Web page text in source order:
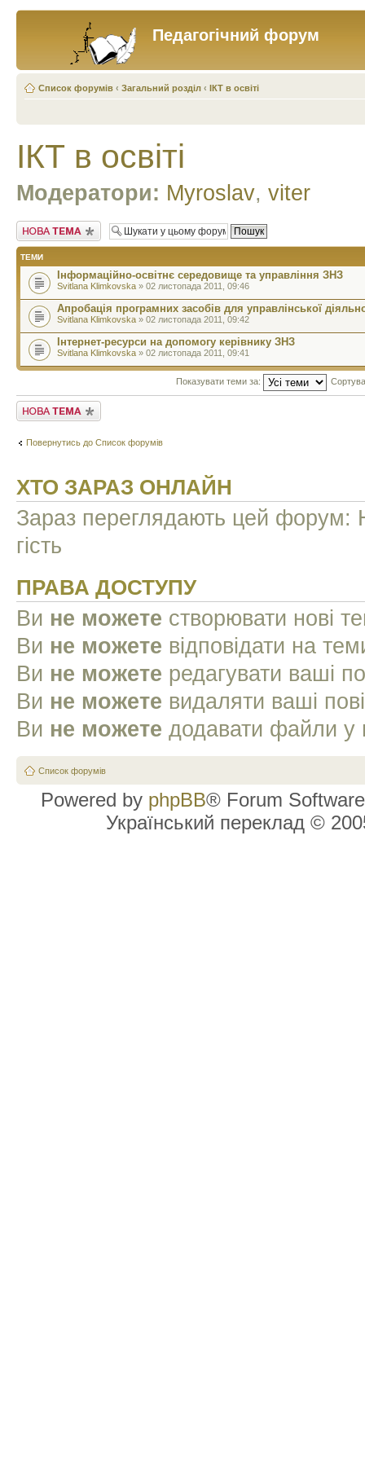
Педагогічний форум
Список форумів ‹ Загальний розділ ‹ ІКТ в освіті
ІКТ в освіті
Модератори: Myroslav, viter
Створити нову тему
ТЕМИ
Інформаційно-освітнє середовище та управління ЗНЗ
Svitlana Klimkovska » 02 листопада 2011, 09:46
Апробація програмних засобів для управлінської
Svitlana Klimkovska » 02 листопада 2011, 09:42
Інтернет-ресурси на допомогу керівнику ЗНЗ
Svitlana Klimkovska » 02 листопада 2011, 09:41
Показувати теми за:
Створити нову тему
Повернутись до Список форумів
ХТО ЗАРАЗ ОНЛАЙН
Зараз переглядають цей форум:
гість
ПРАВА ДОСТУПУ
Ви не можете створювати нові
Ви не можете відповідати на
Ви не можете редагувати ваші
Ви не можете видаляти ваші
Ви не можете додавати файли у
Список форумів
Powered by phpBB® Forum
Український переклад ©